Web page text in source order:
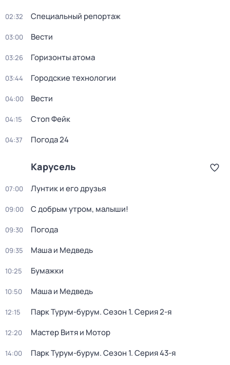
02:32 Специальный репортаж
03:00 Вести
03:26 Горизонты атома
03:44 Городские технологии
04:00 Вести
04:15 Стоп Фейк
04:37 Погода 24
Карусель
07:00 Лунтик и его друзья
09:00 С добрым утром, малыши!
09:30 Погода
09:35 Маша и Медведь
10:25 Бумажки
10:50 Маша и Медведь
12:15 Парк Турум-бурум. Сезон 1. Серия 2-я
12:20 Мастер Витя и Мотор
14:00 Парк Турум-бурум. Сезон 1. Серия 43-я